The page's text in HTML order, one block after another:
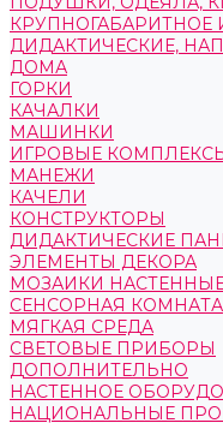
ДИДАКТИЧЕСКИЕ,
ДОМА
ГОРКИ
КАЧАЛКИ
МАШИНКИ
ИГРОВЫЕ
МАНЕЖИ
КАЧЕЛИ
КОНСТРУКТОРЫ
ДИДАКТИЧЕСКИЕ
ЭЛЕМЕНТЫ ДЕКОРА
МОЗАИКИ
СЕНСОРНАЯ КОМНАТА
МЯГКАЯ СРЕДА
СВЕТОВЫЕ ПРИБОРЫ
ДОПОЛНИТЕЛЬНО
НАСТЕННОЕ
НАЦИОНАЛЬНЫЕ